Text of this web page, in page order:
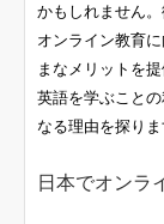
かもしれません
オンライン教育
まなメリットを
英語を学ぶこと
なる理由を探りま
日本でオンラ